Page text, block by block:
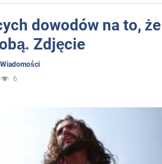
dowodów na to, że
Zdjęcie
Wiadomości
6